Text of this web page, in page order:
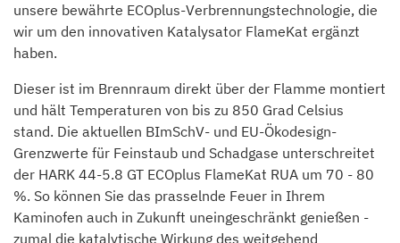
unsere bewährte ECOplus-Verbrennungstechnologie, die
wir um den innovativen Katalysator FlameKat ergänzt
haben.
Dieser ist im Brennraum direkt über der Flamme montiert
und hält Temperaturen von bis zu 850 Grad Celsius
stand. Die aktuellen BImSchV- und EU-Ökodesign-
Grenzwerte für Feinstaub und Schadgase unterschreitet
der HARK 44-5.8 GT ECOplus FlameKat RUA um 70 - 80
%. So können Sie das prasselnde Feuer in Ihrem
Kaminofen auch in Zukunft uneingeschränkt genießen -
zumal die katalytische Wirkung des weitgehend